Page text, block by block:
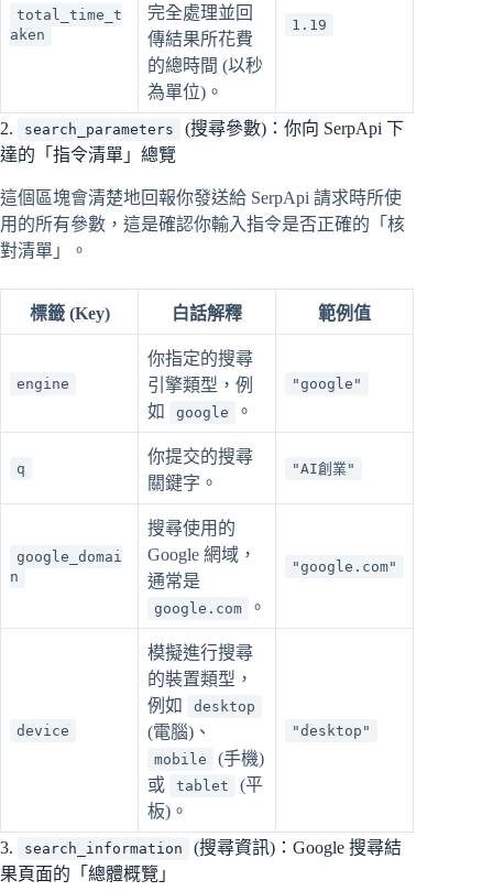
total_time_t
aken
完全處理並回
傳結果所花費
的總時間 (以秒
為單位)。
1.19
2. search_parameters
(搜尋參數)：你向 SerpApi 下
達的「指令清單」總覽
這個區塊會清楚地回報你發送給 SerpApi 請求時所使
用的所有參數，這是確認你輸入指令是否正確的「核
對清單」。
標籤 (Key) 白話解釋 範例值
engine
你指定的搜尋
引擎類型，例
如
google 。
"google"
q
你提交的搜尋
關鍵字。
"AI創業"
google_domai
n
搜尋使用的
Google 網域，
通常是
google.com 。
"google.com"
device
模擬進行搜尋
的裝置類型，
例如
desktop
(電腦)、
mobile
(手機)
或
tablet
(平
板)。
"desktop"
3. search_information
(搜尋資訊)：Google 搜尋結
果頁面的「總體概覽」